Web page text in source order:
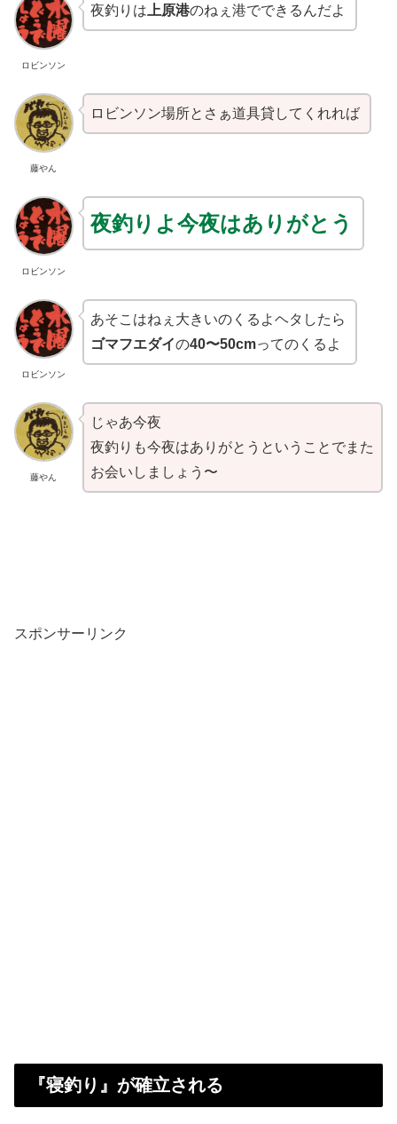
ロビンソン
夜釣りは上原港のねぇ港でできるんだよ
藤やん
ロビンソン場所とさぁ道具貸してくれれば
ロビンソン
夜釣りよ今夜はありがとう
ロビンソン
あそこはねぇ大きいのくるよヘタしたら
ゴマフエダイの40〜50cmってのくるよ
藤やん
じゃあ今夜
夜釣りも今夜はありがとうということでまた
お会いしましょう〜
スポンサーリンク
『寝釣り』が確立される